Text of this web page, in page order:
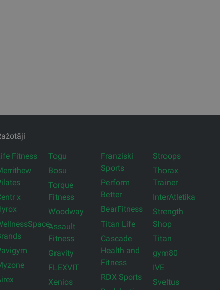
Fitness
x
Togu
Bosu
Torque
Fitness
Woodway
Assault
Fitness
Gravity
FLEXVIT
Xenios
Franziski
Sports
Perform
Better
BearFitness
Titan Life
Cascade
Health and
Fitness
RDX Sports
Stroops
Thorax
Trainer
InterAtletika
Strength
Shop
Titan
gym80
IVE
Sveltus